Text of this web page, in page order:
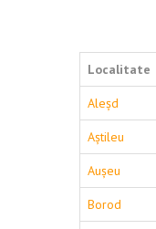
Localitate
Aleșd
Aștileu
Aușeu
Borod